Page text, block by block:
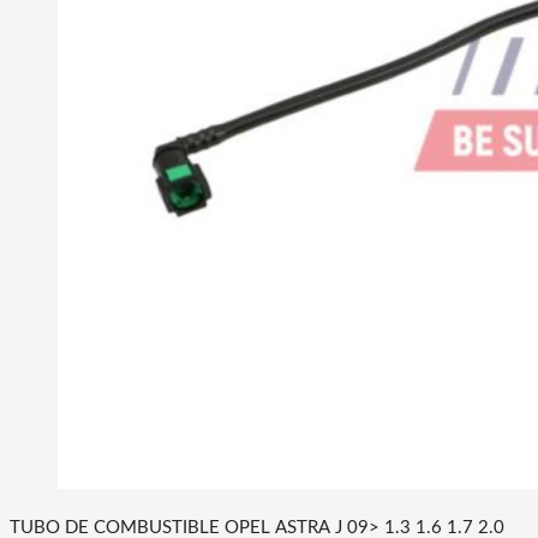
TUBO DE COMBUSTIBLE OPEL ASTRA J 09> 1.3 1.6 1.7 2.0